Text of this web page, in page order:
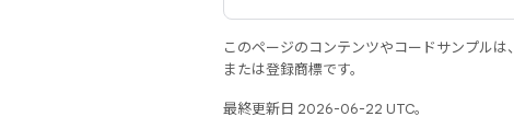
このページのコンテンツやコードサンプルは、
または登録商標です。
最終更新日 2026-06-22 UTC。